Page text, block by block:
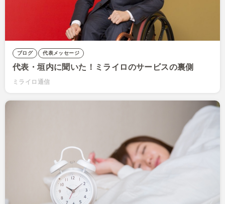
ブログ 代表メッセージ
代表・垣内に聞いた！ミライロのサービスの裏側
ミライロ通信